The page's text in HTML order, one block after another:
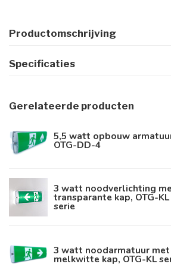
Productomschrijving
Specificaties
Gerelateerde producten
5,5 watt opbouw
OTG-DD-4
3 watt noodverlichting
transparante kap, OTG-KL
serie
3 watt noodarmatuur met
melkwitte kap, OTG-KL